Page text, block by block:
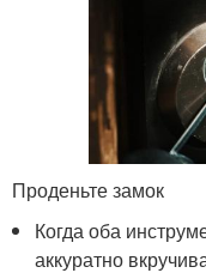
Проденьте замок
Когда оба
аккуратно